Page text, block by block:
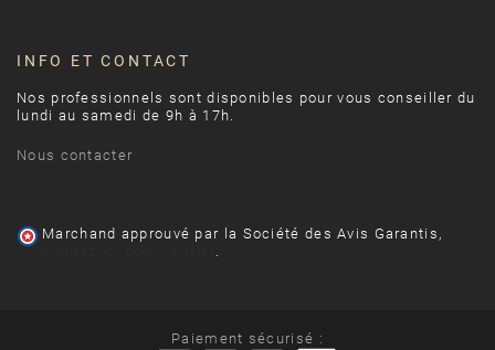
INFO ET CONTACT
Nos professionnels sont disponibles pour vous conseiller du
lundi au samedi de 9h à 17h.
Nous contacter
Marchand approuvé par la Société des Avis Garantis,
.
Paiement sécurisé :